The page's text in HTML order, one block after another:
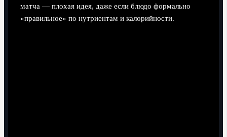
матча — плохая идея, даже если блюдо формально
«правильное» по нутриентам и калорийности.